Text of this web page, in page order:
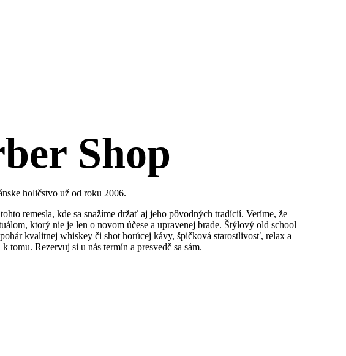
Shop
holičstvo už od roku 2006.
remesla, kde sa snažíme držať aj jeho pôvodných tradícií. Veríme, že
ktorý nie je len o novom účese a upravenej brade. Štýlový old school
kvalitnej whiskey či shot horúcej kávy, špičková starostlivosť, relax a
tomu. Rezervuj si u nás termín a presvedč sa sám.